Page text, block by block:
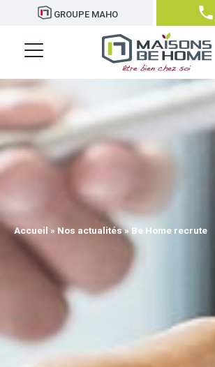
GROUPE MAHO
Accueil » Nos actualités»Be Home recrute